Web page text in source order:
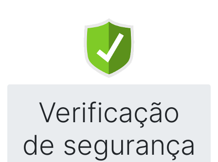
Verificação
de segurança